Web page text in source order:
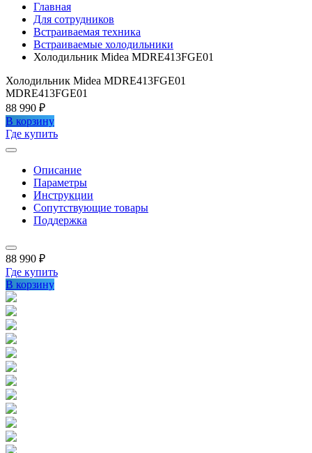
Главная
Для сотрудников
Встраиваемая техника
Встраиваемые холодильники
Холодильник Midea MDRE413FGE01
Холодильник Midea MDRE413FGE01
MDRE413FGE01
88 990 ₽
В корзину
Где купить
Описание
Параметры
Инструкции
Сопутствующие товары
Поддержка
88 990 ₽
Где купить
В корзину